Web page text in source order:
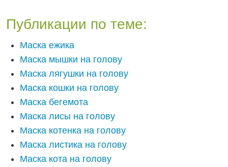
Публикации по теме:
Маска ежика
Маска мышки на голову
Маска лягушки на голову
Маска кошки на голову
Маска бегемота
Маска лисы на голову
Маска котенка на голову
Маска листика на голову
Маска кота на голову